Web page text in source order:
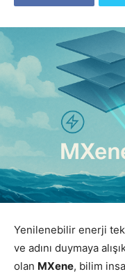
Yenilenebilir enerji
ve adını duymaya
olan MXene, bilim